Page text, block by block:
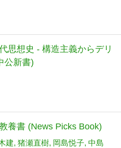
思想史 - 構造主義からデリ
公新書)
養書 (News Picks Book)
建 猪瀬直樹 岡島悦子 中島